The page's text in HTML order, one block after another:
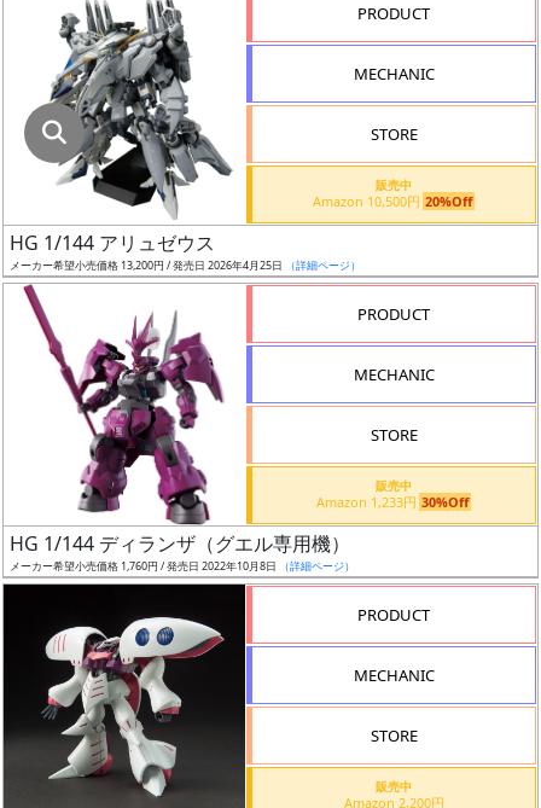
ク
ス
ア
ー
タ
ー
品
（β）
PRODUCT
MECHANIC
STORE
販売中
Amazon 10,500円 20%Off
HG 1/144 アリュゼウス
メーカー希望小売価格 13,200円 / 発売日 2026年4月25日 （詳細ページ）
PRODUCT
MECHANIC
STORE
販売中
Amazon 1,233円 30%Off
HG 1/144 ディランザ（グエル専用機）
メーカー希望小売価格 1,760円 / 発売日 2022年10月8日 （詳細ページ）
PRODUCT
MECHANIC
STORE
販売中
Amazon 2,200円